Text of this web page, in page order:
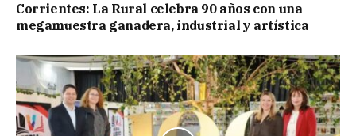
Corrientes: La Rural celebra 90 años con una
megamuestra ganadera, industrial y artística